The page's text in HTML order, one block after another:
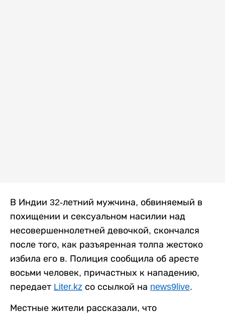
В Индии 32-летний мужчина, обвиняемый в
похищении и сексуальном насилии над
несовершеннолетней девочкой, скончался
после того, как разъяренная толпа жестоко
избила его в. Полиция сообщила об аресте
восьми человек, причастных к нападению,
передает Liter.kz со ссылкой на news9live.
Местные жители рассказали, что